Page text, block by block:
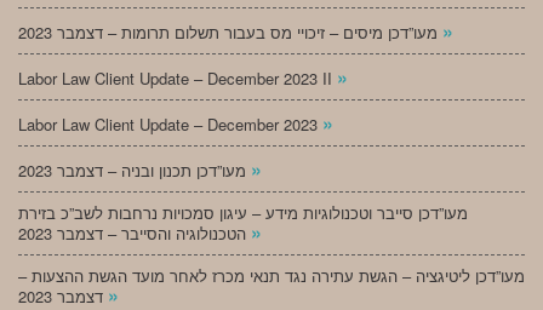
»
Labor Law Client Update – December 2023 II »
Labor Law Client Update – December 2023 »
»
מעו”דכן סייבר וטכנולוגיות מידע – עיגון סמכויות נרחבות לשב”כ בזירת
»
מעו”דכן ליטיגציה – הגשת עתירה נגד תנאי מכרז לאחר מועד הגשת ההצעות –
»